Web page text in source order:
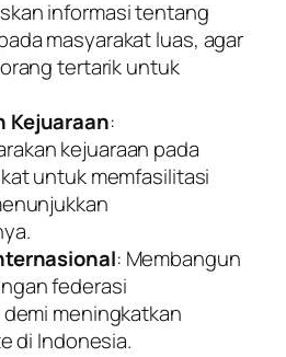
informasi tentang
masyarakat luas, agar
tertarik untuk
Kejuaraan:
kejuaraan pada
untuk memfasilitasi
: Membangun
federasi
meningkatkan
di Indonesia.